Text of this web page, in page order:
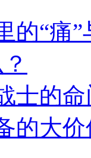
的“痛
士的
的大